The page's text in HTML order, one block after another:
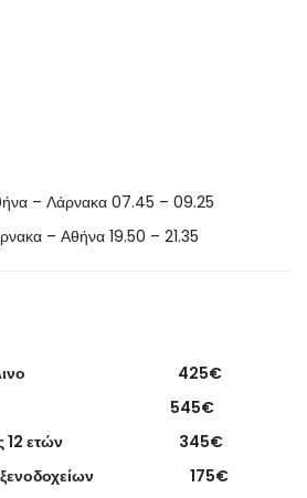
– Λάρνακα 07.45 – 09.25
– Αθήνα 19.50 – 21.35
σε δίκλινο
425€
545€
έως 12 ετών
345€
175€